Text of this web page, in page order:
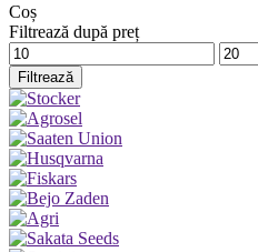
Coș
Filtrează după preț
Preț
minim
Preț
Filtrează